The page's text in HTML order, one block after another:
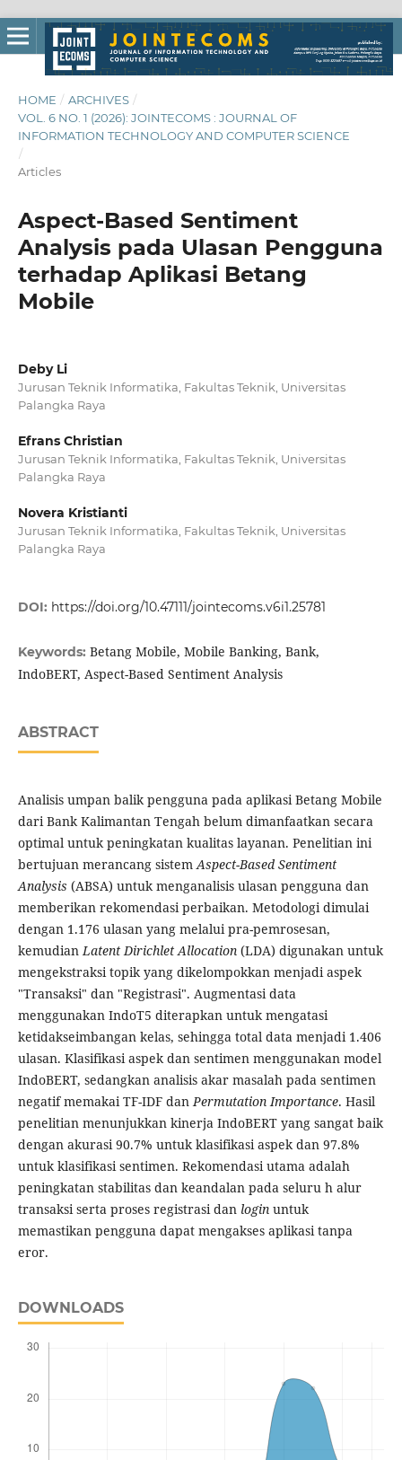
HOME / ARCHIVES /
VOL. 6 NO. 1 (2026): JOINTECOMS : JOURNAL OF
INFORMATION TECHNOLOGY AND COMPUTER SCIENCE
/
Articles
Aspect-Based Sentiment
Analysis pada Ulasan Pengguna
terhadap Aplikasi Betang
Mobile
Deby Li
Jurusan Teknik Informatika, Fakultas Teknik, Universitas
Palangka Raya
Efrans Christian
Jurusan Teknik Informatika, Fakultas Teknik, Universitas
Palangka Raya
Novera Kristianti
Jurusan Teknik Informatika, Fakultas Teknik, Universitas
Palangka Raya
DOI: https://doi.org/10.47111/jointecoms.v6i1.25781
Keywords: Betang Mobile, Mobile Banking, Bank,
IndoBERT, Aspect-Based Sentiment Analysis
ABSTRACT
Analisis umpan balik pengguna pada aplikasi Betang Mobile
dari Bank Kalimantan Tengah belum dimanfaatkan secara
optimal untuk peningkatan kualitas layanan. Penelitian ini
bertujuan merancang sistemAspect-Based Sentiment
Analysis (ABSA) untuk menganalisis ulasan pengguna dan
memberikan rekomendasi perbaikan. Metodologi dimulai
dengan 1.176 ulasan yang melalui pra-pemrosesan,
kemudianLatent Dirichlet Allocation (LDA) digunakan untuk
mengekstraksi topik yang dikelompokkan menjadi aspek
"Transaksi" dan "Registrasi". Augmentasi data
menggunakan IndoT5 diterapkan untuk mengatasi
ketidakseimbangan kelas, sehingga total data menjadi 1.406
ulasan. Klasifikasi aspek dan sentimen menggunakan model
IndoBERT, sedangkan analisis akar masalah pada sentimen
negatif memakai TF-IDF danPermutation Importance. Hasil
penelitian menunjukkan kinerja IndoBERT yang sangat baik
dengan akurasi 90.7% untuk klasifikasi aspek dan 97.8%
untuk klasifikasi sentimen. Rekomendasi utama adalah
peningkatan stabilitas dan keandalan pada seluru h alur
transaksi serta proses registrasi dan login untuk
memastikan pengguna dapat mengakses aplikasi tanpa
eror.
DOWNLOADS